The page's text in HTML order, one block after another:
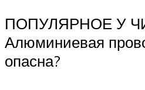
ПОПУЛЯРНОЕ У
Алюминиевая
опасна?